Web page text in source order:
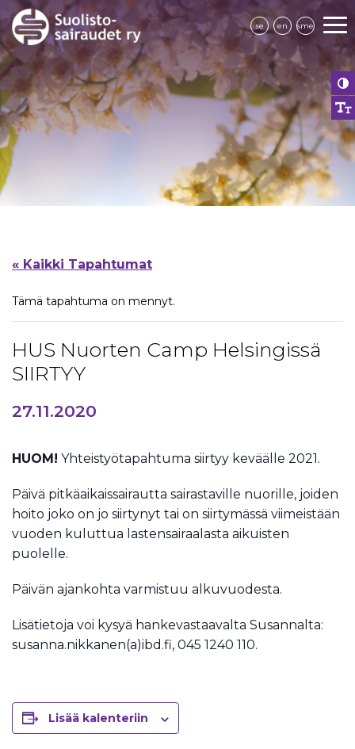
se en sme
« Kaikki Tapahtumat
Tämä tapahtuma on mennyt.
HUS Nuorten Camp Helsingissä
SIIRTYY
27.11.2020
HUOM! Yhteistyötapahtuma siirtyy keväälle 2021.
Päivä pitkäaikaissairautta sairastaville nuorille, joiden
hoito joko on jo siirtynyt tai on siirtymässä viimeistään
vuoden kuluttua lastensairaalasta aikuisten
puolelle.
Päivän ajankohta varmistuu alkuvuodesta.
Lisätietoja voi kysyä hankevastaavalta Susannalta:
susanna.nikkanen(a)ibd.fi, 045 1240 110.
Lisää kalenteriin